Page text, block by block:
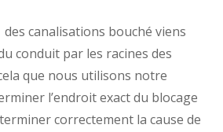
des canalisations bouché viens
conduit par les racines des
que nous utilisons notre
l’endroit exact du blocage
correctement la cause de